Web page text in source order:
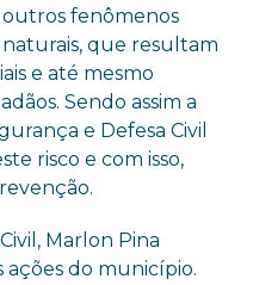
outros fenômenos
naturais, que resultam
e até mesmo
Sendo assim a
e Defesa Civil
risco e com isso,
Marlon Pina
ações do município.